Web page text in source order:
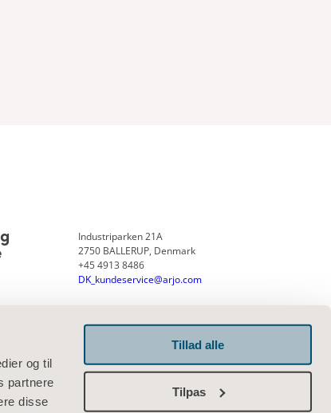
og til
partnere
disse
Tillad alle
Tilpas
Industriparken 21A
2750 BALLERUP, Denmark
+45 4913 8486
DK_kundeservice@arjo.com